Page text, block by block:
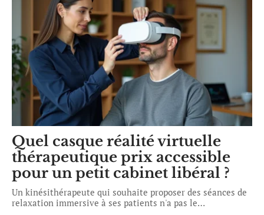
Quel casque réalité virtuelle
thérapeutique prix accessible
pour un petit cabinet libéral ?
Un kinésithérapeute qui souhaite proposer des séances de
relaxation immersive à ses patients n'a pas le…